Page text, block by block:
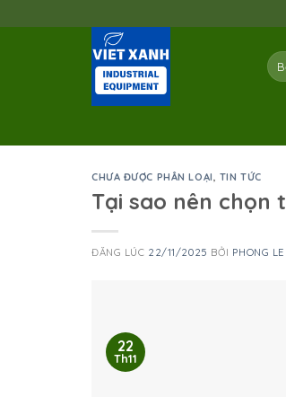
to
Tìm
CHƯA ĐƯỢC PHÂN LOẠI, TIN TỨC
Tại sao nên chọn
ĐĂNG LÚC 22/11/2025 BỞI PHONG LE
22
Th11